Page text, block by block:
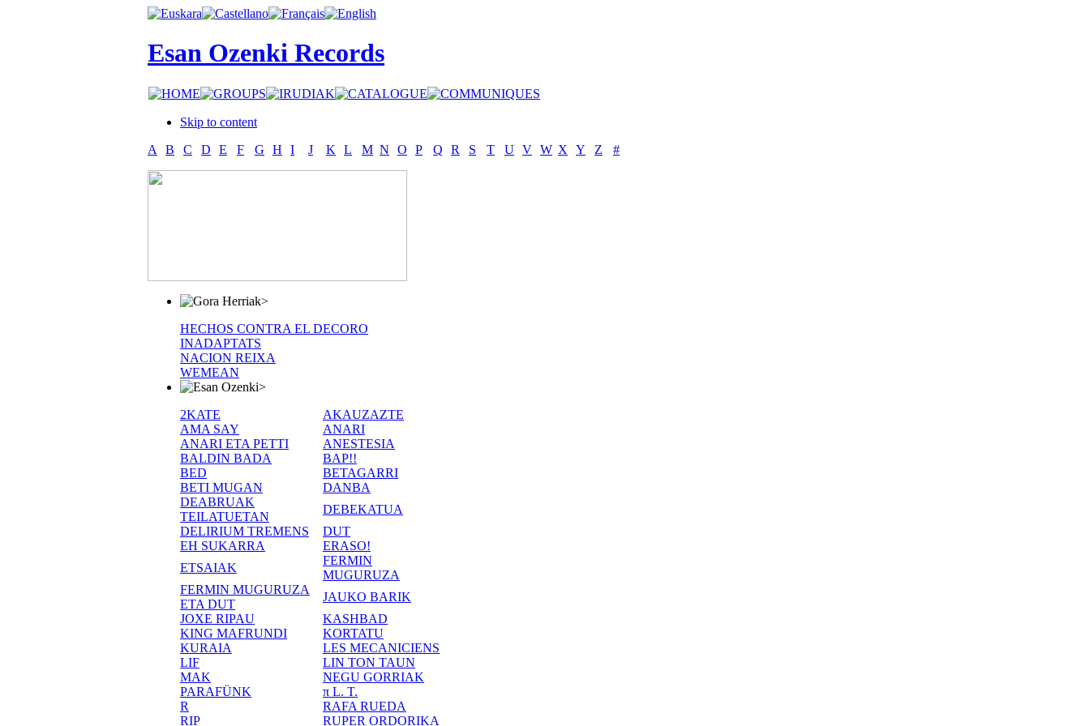
Esan Ozenki Records
Skip to content
A
B C D E F G H I J K L M N O P Q R S T U V W X Y Z #
>
HECHOS CONTRA EL DECORO
INADAPTATS
NACION REIXA
WEMEAN
>
2KATE
AKAUZAZTE
AMA SAY
ANARI
ANARI ETA PETTI
ANESTESIA
BALDIN BADA
BAP!!
BED
BETAGARRI
BETI MUGAN
DANBA
DEABRUAK
TEILATUETAN
DEBEKATUA
DELIRIUM TREMENS
DUT
EH SUKARRA
ERASO!
ETSAIAK
FERMIN
MUGURUZA
FERMIN MUGURUZA
ETA DUT
JAUKO BARIK
JOXE RIPAU
KASHBAD
KING MAFRUNDI
KORTATU
KURAIA
LES MECANICIENS
LIF
LIN TON TAUN
MAK
NEGU GORRIAK
PARAFÜNK
π L. T.
R
RAFA RUEDA
RIP
RUPER ORDORIKA